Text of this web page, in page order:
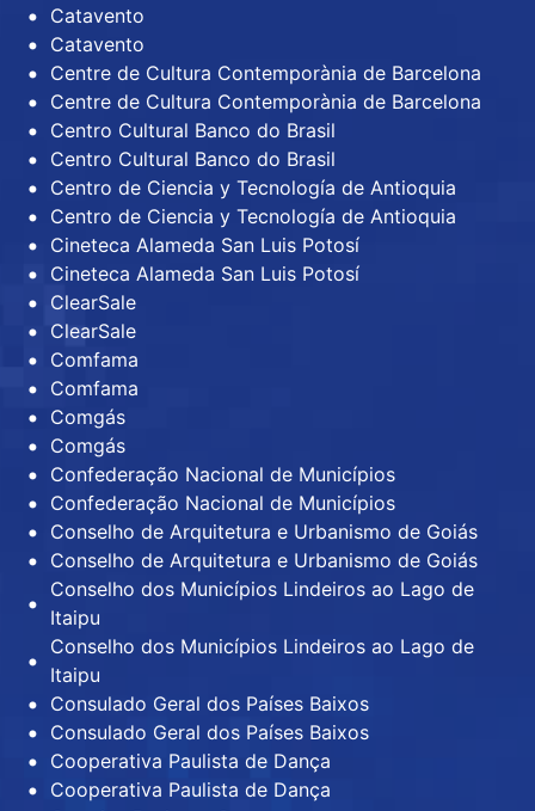
Catavento
Catavento
Centre de Cultura Contemporània de Barcelona
Centre de Cultura Contemporània de Barcelona
Centro Cultural Banco do Brasil
Centro Cultural Banco do Brasil
Centro de Ciencia y Tecnología de Antioquia
Centro de Ciencia y Tecnología de Antioquia
Cineteca Alameda San Luis Potosí
Cineteca Alameda San Luis Potosí
ClearSale
ClearSale
Comfama
Comfama
Comgás
Comgás
Confederação Nacional de Municípios
Confederação Nacional de Municípios
Conselho de Arquitetura e Urbanismo de Goiás
Conselho de Arquitetura e Urbanismo de Goiás
Conselho dos Municípios Lindeiros ao Lago de
Itaipu
Conselho dos Municípios Lindeiros ao Lago de
Itaipu
Consulado Geral dos Países Baixos
Consulado Geral dos Países Baixos
Cooperativa Paulista de Dança
Cooperativa Paulista de Dança